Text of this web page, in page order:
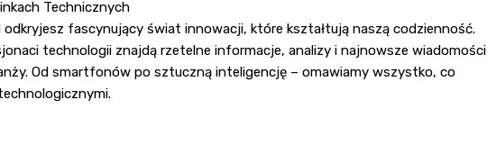
Technicznych
odkryjesz fascynujący świat innowacji, które kształtują naszą codzienność.
technologii znajdą rzetelne informacje, analizy i najnowsze wiadomości
Od smartfonów po sztuczną inteligencję – omawiamy wszystko, co